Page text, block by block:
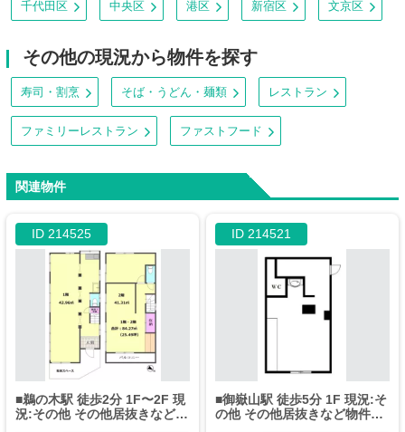
千代田区 中央区 港区 新宿区 文京区
その他の現況から物件を探す
寿司・割烹 そば・うどん・麺類 レストラン
ファミリーレストラン ファストフード
関連物件
ID 214525
■鵜の木駅 徒歩2分 1F〜2F 現
況:その他 その他居抜きなど物
ID 214521
■御嶽山駅 徒歩5分 1F 現況:そ
の他 その他居抜きなど物件